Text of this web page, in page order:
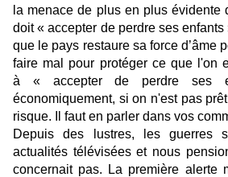
la menace de plus en plus évidente
doit «accepter de perdre ses enfants
que le pays restaure sa force d’âme
faire mal pour protéger ce que l'on
à « accepter de perdre ses
économiquement, si on n'est pas
risque. Il faut en parler dans vos
Depuis des lustres, les guerres
actualités télévisées et nous
concernait pas. La première alerte